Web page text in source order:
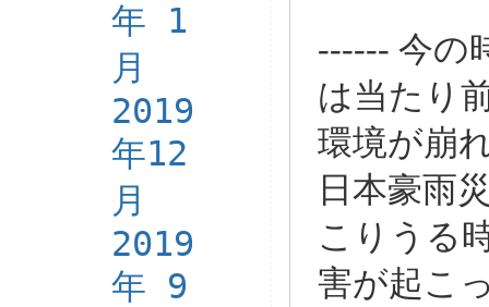
年 1
月
2019
年12
月
2019
年 9
------ 今の
は当たり
環境が崩
日本豪雨
こりうる
害が起こ